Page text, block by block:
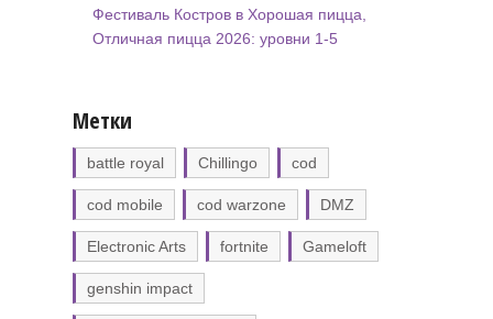
Фестиваль Костров в Хорошая пицца,
Отличная пицца 2026: уровни 1-5
Метки
battle royal Chillingo cod
cod mobile cod warzone DMZ
Electronic Arts fortnite Gameloft
genshin impact